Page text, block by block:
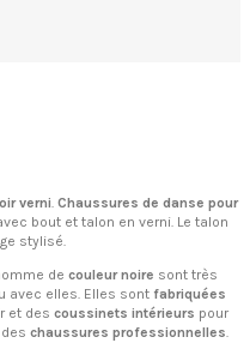
verni. Chaussures de danse pour
bout et talon en verni. Le talon
stylisé.
de couleur noire sont très
avec elles. Elles sont fabriquées
et des coussinets intérieurs pour
chaussures professionnelles.